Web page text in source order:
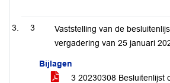
3
Vaststelling van de
vergadering van 25 januari
Bijlagen
3 20230308 Besluitenlijst